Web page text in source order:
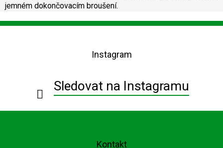
jemném dokončovacím broušení.
Z
Instagram
Sledovat na Instagramu
Kontakt